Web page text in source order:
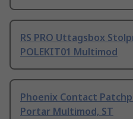
RS PRO Uttagsbox
POLEKIT01 Multimod
Phoenix Contact
Portar Multimod, ST